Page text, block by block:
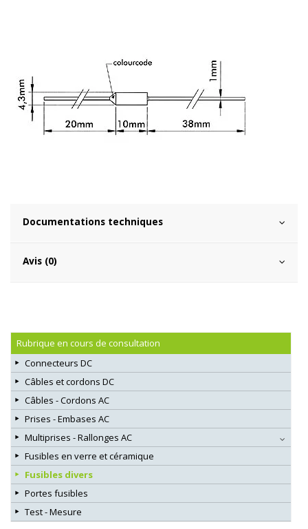
Documentations techniques
Avis (0)
Rubrique en cours de consultation
Connecteurs DC
Câbles et cordons DC
Câbles - Cordons AC
Prises - Embases AC
Multiprises - Rallonges AC
Fusibles en verre et céramique
Fusibles divers
Portes fusibles
Test - Mesure